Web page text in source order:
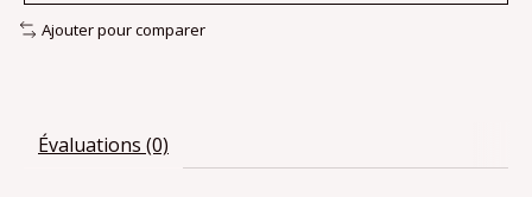
Ajouter pour comparer
Évaluations (0)